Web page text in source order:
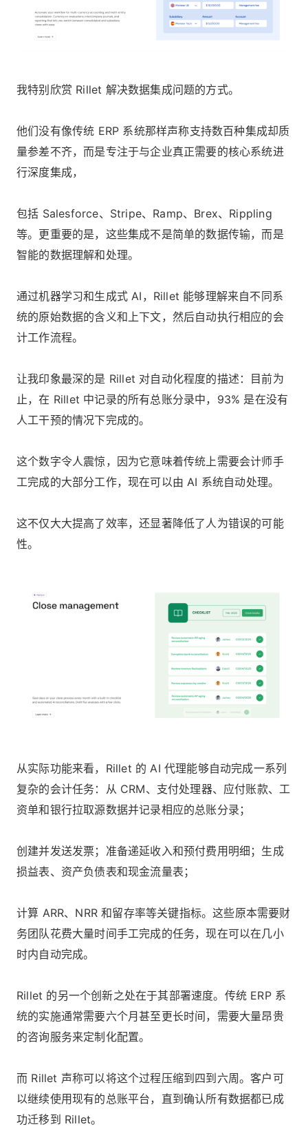
我特别欣赏 Rillet 解决数据集成问题的方式。
他们没有像传统 ERP 系统那样声称支持数百种集成却质
量参差不齐，而是专注于与企业真正需要的核心系统进
行深度集成，
包括 Salesforce、Stripe、Ramp、Brex、Rippling
等。更重要的是，这些集成不是简单的数据传输，而是
智能的数据理解和处理。
通过机器学习和生成式 AI，Rillet 能够理解来自不同系
统的原始数据的含义和上下文，然后自动执行相应的会
计工作流程。
让我印象最深的是 Rillet 对自动化程度的描述：目前为
止，在 Rillet 中记录的所有总账分录中，93% 是在没有
人工干预的情况下完成的。
这个数字令人震惊，因为它意味着传统上需要会计师手
工完成的大部分工作，现在可以由 AI 系统自动处理。
这不仅大大提高了效率，还显著降低了人为错误的可能
性。
从实际功能来看，Rillet 的 AI 代理能够自动完成一系列
复杂的会计任务：从 CRM、支付处理器、应付账款、工
资单和银行拉取源数据并记录相应的总账分录；
创建并发送发票；准备递延收入和预付费用明细；生成
损益表、资产负债表和现金流量表；
计算 ARR、NRR 和留存率等关键指标。这些原本需要财
务团队花费大量时间手工完成的任务，现在可以在几小
时内自动完成。
Rillet 的另一个创新之处在于其部署速度。传统 ERP 系
统的实施通常需要六个月甚至更长时间，需要大量昂贵
的咨询服务来定制化配置。
而 Rillet 声称可以将这个过程压缩到四到六周。客户可
以继续使用现有的总账平台，直到确认所有数据都已成
功迁移到 Rillet。